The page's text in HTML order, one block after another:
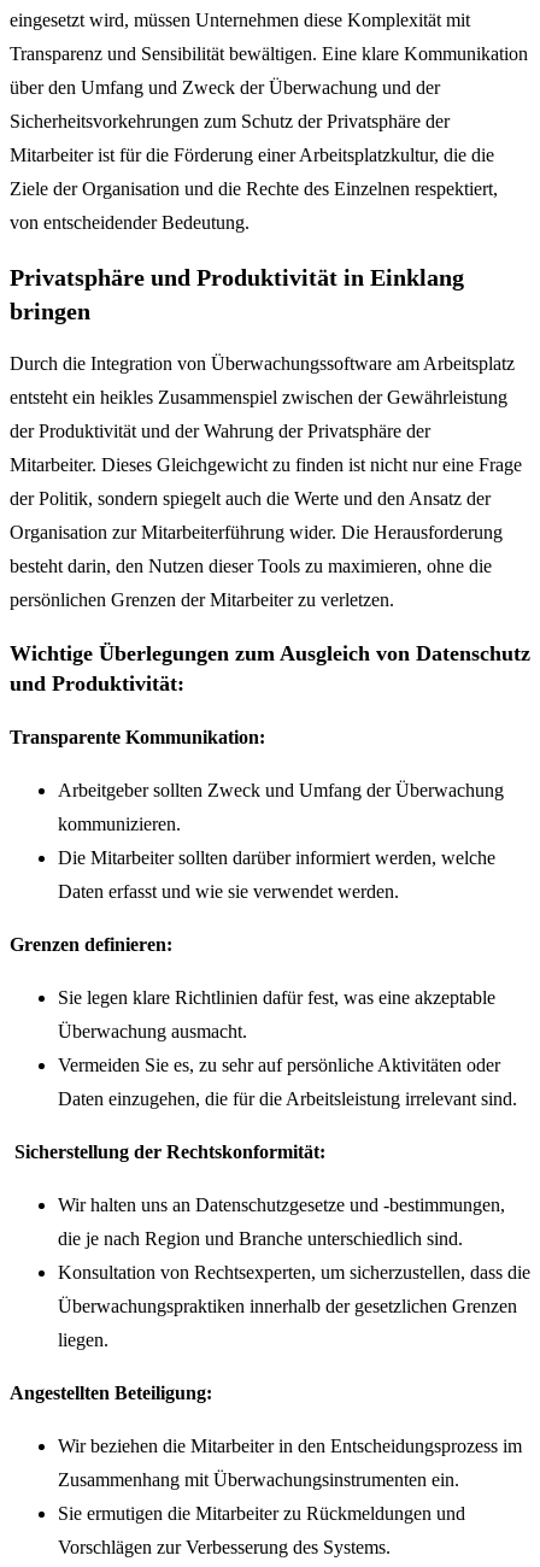
eingesetzt wird, müssen Unternehmen diese Komplexität mit
Transparenz und Sensibilität bewältigen. Eine klare Kommunikation
über den Umfang und Zweck der Überwachung und der
Sicherheitsvorkehrungen zum Schutz der Privatsphäre der
Mitarbeiter ist für die Förderung einer Arbeitsplatzkultur, die die
Ziele der Organisation und die Rechte des Einzelnen respektiert,
von entscheidender Bedeutung.
Privatsphäre und Produktivität in Einklang
bringen
Durch die Integration von Überwachungssoftware am Arbeitsplatz
entsteht ein heikles Zusammenspiel zwischen der Gewährleistung
der Produktivität und der Wahrung der Privatsphäre der
Mitarbeiter. Dieses Gleichgewicht zu finden ist nicht nur eine Frage
der Politik, sondern spiegelt auch die Werte und den Ansatz der
Organisation zur Mitarbeiterführung wider. Die Herausforderung
besteht darin, den Nutzen dieser Tools zu maximieren, ohne die
persönlichen Grenzen der Mitarbeiter zu verletzen.
Wichtige Überlegungen zum Ausgleich von Datenschutz
und Produktivität:
Transparente Kommunikation:
Arbeitgeber sollten Zweck und Umfang der Überwachung
kommunizieren.
Die Mitarbeiter sollten darüber informiert werden, welche
Daten erfasst und wie sie verwendet werden.
Grenzen definieren:
Sie legen klare Richtlinien dafür fest, was eine akzeptable
Überwachung ausmacht.
Vermeiden Sie es, zu sehr auf persönliche Aktivitäten oder
Daten einzugehen, die für die Arbeitsleistung irrelevant sind.
Sicherstellung der Rechtskonformität:
Wir halten uns an Datenschutzgesetze und -bestimmungen,
die je nach Region und Branche unterschiedlich sind.
Konsultation von Rechtsexperten, um sicherzustellen, dass die
Überwachungspraktiken innerhalb der gesetzlichen Grenzen
liegen.
Angestellten Beteiligung:
Wir beziehen die Mitarbeiter in den Entscheidungsprozess im
Zusammenhang mit Überwachungsinstrumenten ein.
Sie ermutigen die Mitarbeiter zu Rückmeldungen und
Vorschlägen zur Verbesserung des Systems.